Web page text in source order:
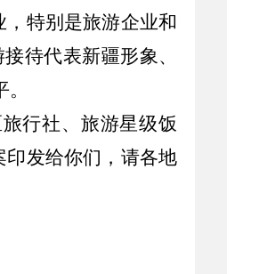
特别是旅游企业和
待代表新疆形象、
行社、旅游星级饭
印发给你们，请各地